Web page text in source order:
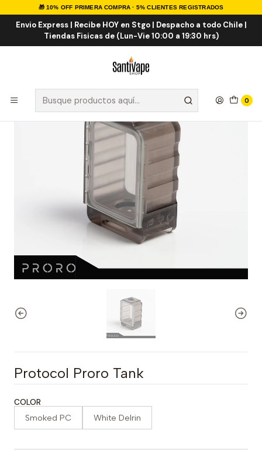
🎁 10% OFF PRIMERA COMPRA · 5% CLIENTES REGISTRADOS
Envio Express | Recibe HOY en Stgo | Despacho a todo Chile |
Tiendas Fisicas de (Lun-Vie 10:00 a 19:30 hrs)
0
Inicio ATOMIZADORES CLAROMIZADORES
Protocol Proro Tank
Protocol Proro Tank
COLOR
Smoked PC White Delrin